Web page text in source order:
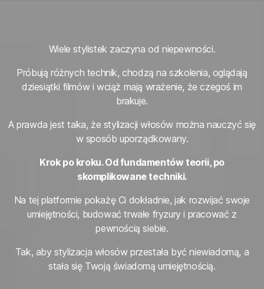
Wiele stylistek zaczyna od niepewności.
Próbują różnych technik, chodzą na szkolenia, oglądają
dziesiątki filmów i wciąż mają wrażenie, że czegoś im
brakuje.
A prawda jest taka, że stylizacji włosów można nauczyć się
w sposób uporządkowany.
Krok po kroku. Od fundamentów teorii, po
skomplikowane techniki.
Na tej platformie pokażę Ci dokładnie, jak rozwijać swoje
umiejętności, budować trwałe fryzury i pracować z
pewnością siebie.
Tak, aby stylizacja włosów przestała być niewiadomą, a
stała się Twoją świadomą umiejętnością.